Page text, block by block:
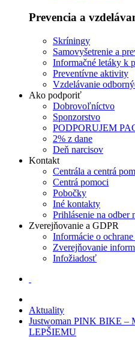
Prevencia a
Skríningy
Samovyšetrenie a
Informačné letáky k
Preventívne aktivity
Vzdelávanie
Ako podporiť
Dobrovoľníctvo
Sponzorstvo
PODPORUJEM
2% z dane
Deň narcisov
Kontakt
Centrála a centrá
Centrá pomoci
Pobočky
Iné kontakty
Prihlásenie na odber
Zverejňovanie a GDPR
Informácie o
Zverejňovanie
Infožiadosť
Aktuality
Justwoman PINK BIKE
LEPŠIEMU